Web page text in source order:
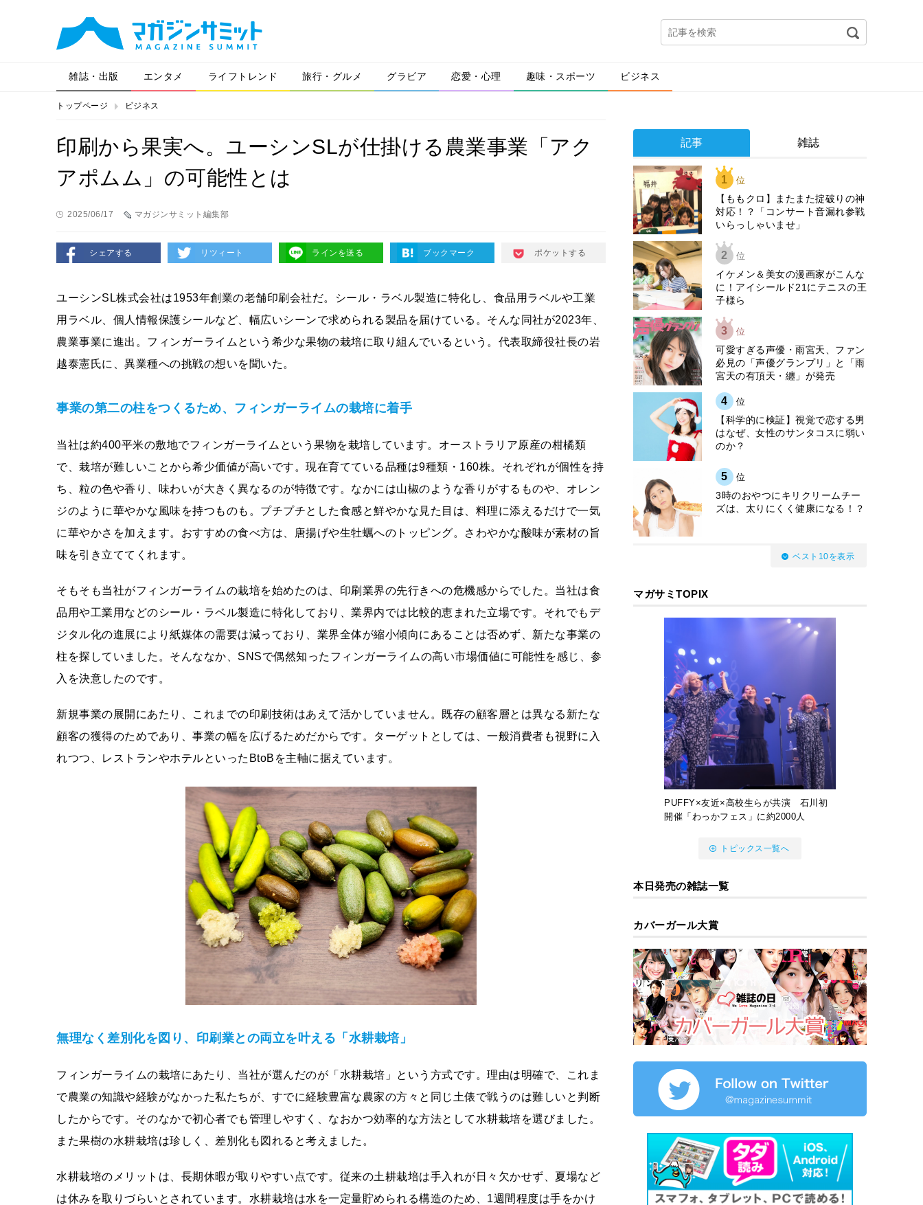
雑誌・出版 エンタメ ライフトレンド 旅行・グルメ グラビア 恋愛・心理 趣味・スポーツ ビジネス
トップページ ビジネス
印刷から果実へ。ユーシンSLが仕掛ける農業事業「アク
アポムム」の可能性とは
2025/06/17 マガジンサミット編集部
シェアする リツィート ラインを送る ブックマーク ポケットする
ユーシンSL株式会社は1953年創業の老舗印刷会社だ。シール・ラベル製造に特化し、食品用ラベルや工業
用ラベル、個人情報保護シールなど、幅広いシーンで求められる製品を届けている。そんな同社が2023年、
農業事業に進出。フィンガーライムという希少な果物の栽培に取り組んでいるという。代表取締役社長の岩
越泰憲氏に、異業種への挑戦の想いを聞いた。
事業の第⼆の柱をつくるため、フィンガーライムの栽培に着⼿
当社は約400平米の敷地でフィンガーライムという果物を栽培しています。オーストラリア原産の柑橘類
で、栽培が難しいことから希少価値が高いです。現在育てている品種は9種類・160株。それぞれが個性を持
ち、粒の色や香り、味わいが大きく異なるのが特徴です。なかには山椒のような香りがするものや、オレン
ジのように華やかな風味を持つものも。プチプチとした食感と鮮やかな見た目は、料理に添えるだけで一気
に華やかさを加えます。おすすめの食べ方は、唐揚げや生牡蠣へのトッピング。さわやかな酸味が素材の旨
味を引き立ててくれます。
そもそも当社がフィンガーライムの栽培を始めたのは、印刷業界の先行きへの危機感からでした。当社は食
品用や工業用などのシール・ラベル製造に特化しており、業界内では比較的恵まれた立場です。それでもデ
ジタル化の進展により紙媒体の需要は減っており、業界全体が縮小傾向にあることは否めず、新たな事業の
柱を探していました。そんななか、SNSで偶然知ったフィンガーライムの高い市場価値に可能性を感じ、参
入を決意したのです。
新規事業の展開にあたり、これまでの印刷技術はあえて活かしていません。既存の顧客層とは異なる新たな
顧客の獲得のためであり、事業の幅を広げるためだからです。ターゲットとしては、一般消費者も視野に入
れつつ、レストランやホテルといったBtoBを主軸に据えています。
無理なく差別化を図り、印刷業との両⽴を叶える「⽔耕栽培」
フィンガーライムの栽培にあたり、当社が選んだのが「水耕栽培」という方式です。理由は明確で、これま
で農業の知識や経験がなかった私たちが、すでに経験豊富な農家の方々と同じ土俵で戦うのは難しいと判断
したからです。そのなかで初心者でも管理しやすく、なおかつ効率的な方法として水耕栽培を選びました。
また果樹の水耕栽培は珍しく、差別化も図れると考えました。
水耕栽培のメリットは、長期休暇が取りやすい点です。従来の土耕栽培は手入れが日々欠かせず、夏場など
は休みを取りづらいとされています。水耕栽培は水を一定量貯められる構造のため、1週間程度は手をかけ
記事 雑誌
1 位
【ももクロ】またまた掟破りの神
対応！？「コンサート音漏れ参戦
いらっしゃいませ」
2 位
イケメン＆美女の漫画家がこんな
に！アイシールド21にテニスの王
子様ら
3 位
可愛すぎる声優・雨宮天、ファン
必見の「声優グランプリ」と「雨
宮天の有頂天・纏」が発売
4 位
【科学的に検証】視覚で恋する男
はなぜ、女性のサンタコスに弱い
のか？
5 位
3時のおやつにキリクリームチー
ズは、太りにくく健康になる！？
ベスト10を表示
マガサミTOPIX
PUFFY×友近×高校生らが共演 石川初
開催「わっかフェス」に約2000人
トピックス一覧へ
本日発売の雑誌一覧
カバーガール大賞